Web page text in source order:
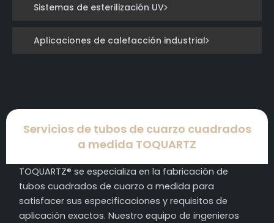
Sistemas de esterilización UV
Aplicaciones de calefacción industrial
Servicios de tubos de cuarzo cuadrados
a medida TOQUARTZ
TOQUARTZ® se especializa en la fabricación de
tubos cuadrados de cuarzo a medida para
satisfacer sus especificaciones y requisitos de
aplicación exactos. Nuestro equipo de ingenieros